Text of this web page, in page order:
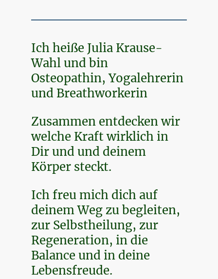
Ich heiße Julia Krause-
Wahl und bin
Osteopathin, Yogalehrerin
und Breathworkerin
Zusammen entdecken wir
welche Kraft wirklich in
Dir und und deinem
Körper steckt.
Ich freu mich dich auf
deinem Weg zu begleiten,
zur Selbstheilung, zur
Regeneration, in die
Balance und in deine
Lebensfreude.